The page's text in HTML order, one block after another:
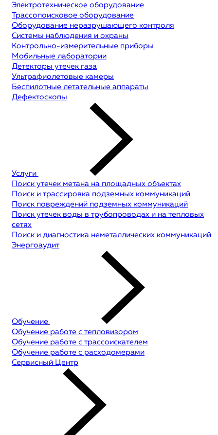
Электротехническое оборудование
Трассопоисковое оборудование
Оборудование неразрушающего контроля
Системы наблюдения и охраны
Контрольно-измерительные приборы
Мобильные лаборатории
Детекторы утечек газа
Ультрафиолетовые камеры
Беспилотные летательные аппараты
Дефектоскопы
Услуги
Поиск утечек метана на площадных объектах
Поиск и трассировка подземных коммуникаций
Поиск повреждений подземных коммуникаций
Поиск утечек воды в трубопроводах и на тепловых
сетях
Поиск и диагностика неметаллических коммуникаций
Энергоаудит
Обучение
Обучение работе с тепловизором
Обучение работе с трассоискателем
Обучение работе с расходомерами
Сервисный Центр